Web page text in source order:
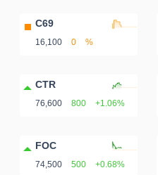
C69
16,100 0 %
CTR
76,600 800 +1.06%
FOC
74,500 500 +0.68%